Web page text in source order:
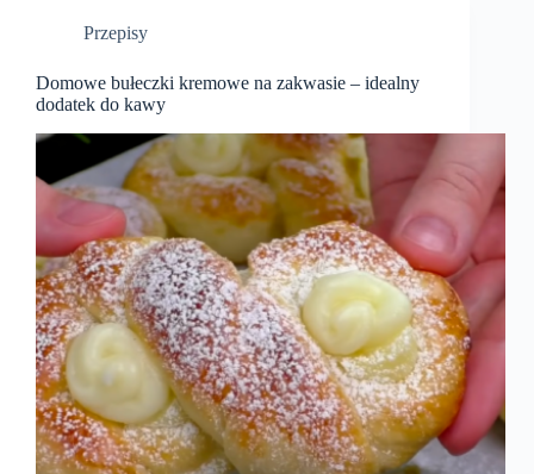
Przepisy
Domowe bułeczki kremowe na zakwasie – idealny
dodatek do kawy